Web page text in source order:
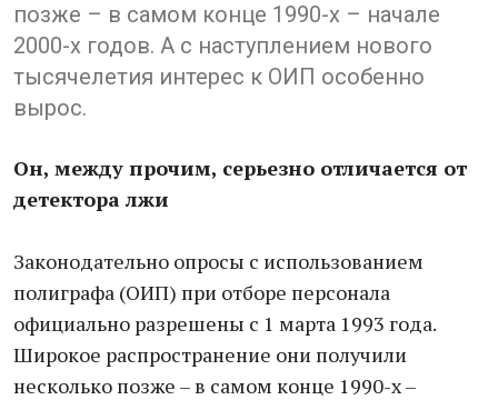
позже – в самом конце 1990-х – начале
2000-х годов. А с наступлением нового
тысячелетия интерес к ОИП особенно
вырос.
Он, между прочим, серьезно отличается от
детектора лжи
Законодательно опросы с использованием
полиграфа (ОИП) при отборе персонала
официально разрешены с 1 марта 1993 года.
Широкое распространение они получили
несколько позже – в самом конце 1990-х –